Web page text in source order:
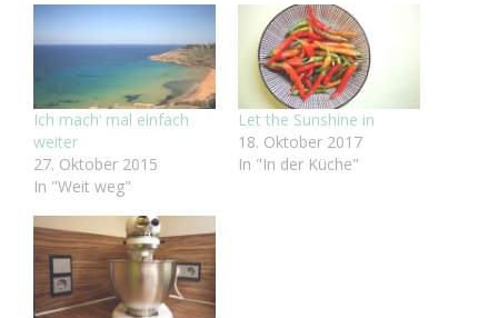
Ich mach‘ mal einfach
weiter
27. Oktober 2015
In "Weit weg"
Let the Sunshine in
18. Oktober 2017
In "In der Küche"